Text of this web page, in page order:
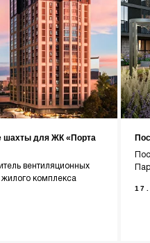
шахты для ЖК «Порта
вентиляционных
комплекса